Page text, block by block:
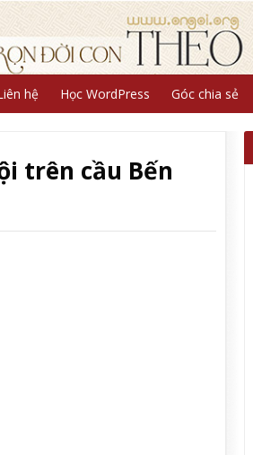
hệ Học WordPress Góc chia sẻ
trên cầu Bến